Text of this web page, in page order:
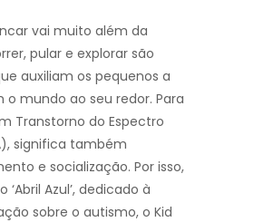
vai muito além da
pular e explorar são
auxiliam os pequenos a
o mundo ao seu redor. Para
Transtorno do Espectro
significa também
e socialização. Por isso,
Azul’, dedicado à
sobre o autismo, o Kid